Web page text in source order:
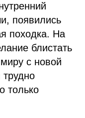
появились
походка. На
блистать
с новой
только